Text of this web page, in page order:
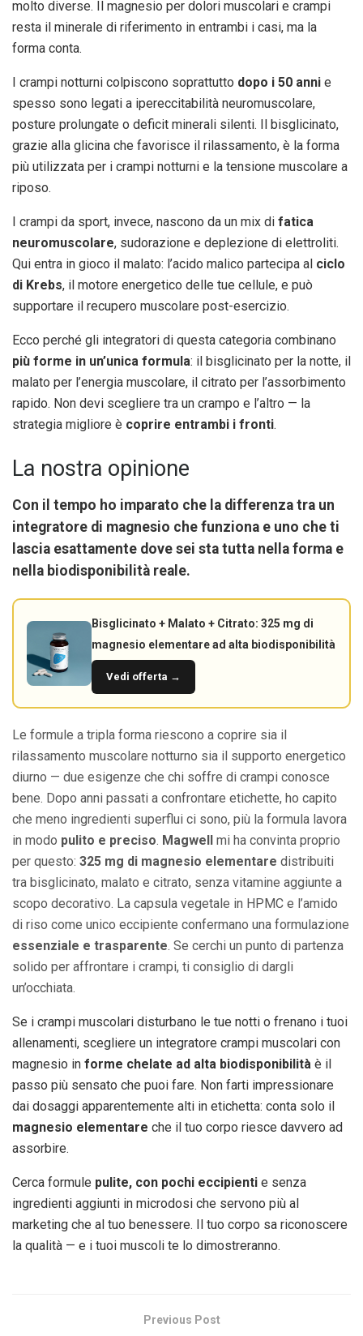
molto diverse. Il magnesio per dolori muscolari e crampi
resta il minerale di riferimento in entrambi i casi, ma la
forma conta.
I crampi notturni colpiscono soprattutto dopo i 50 anni e
spesso sono legati a ipereccitabilità neuromuscolare,
posture prolungate o deficit minerali silenti. Il bisglicinato,
grazie alla glicina che favorisce il rilassamento, è la forma
più utilizzata per i crampi notturni e la tensione muscolare a
riposo.
I crampi da sport, invece, nascono da un mix di fatica
neuromuscolare, sudorazione e deplezione di elettroliti.
Qui entra in gioco il malato: l’acido malico partecipa al ciclo
di Krebs, il motore energetico delle tue cellule, e può
supportare il recupero muscolare post-esercizio.
Ecco perché gli integratori di questa categoria combinano
più forme in un’unica formula: il bisglicinato per la notte, il
malato per l’energia muscolare, il citrato per l’assorbimento
rapido. Non devi scegliere tra un crampo e l’altro — la
strategia migliore è coprire entrambi i fronti.
La nostra opinione
Con il tempo ho imparato che la differenza tra un
integratore di magnesio che funziona e uno che ti
lascia esattamente dove sei sta tutta nella forma e
nella biodisponibilità reale.
Bisglicinato + Malato + Citrato: 325 mg di
magnesio elementare ad alta biodisponibilità
Vedi offerta →
Le formule a tripla forma riescono a coprire sia il
rilassamento muscolare notturno sia il supporto energetico
diurno — due esigenze che chi soffre di crampi conosce
bene. Dopo anni passati a confrontare etichette, ho capito
che meno ingredienti superflui ci sono, più la formula lavora
in modo pulito e preciso. Magwell mi ha convinta proprio
per questo: 325 mg di magnesio elementare distribuiti
tra bisglicinato, malato e citrato, senza vitamine aggiunte a
scopo decorativo. La capsula vegetale in HPMC e l’amido
di riso come unico eccipiente confermano una formulazione
essenziale e trasparente. Se cerchi un punto di partenza
solido per affrontare i crampi, ti consiglio di dargli
un’occhiata.
Se i crampi muscolari disturbano le tue notti o frenano i tuoi
allenamenti, scegliere un integratore crampi muscolari con
magnesio in forme chelate ad alta biodisponibilità è il
passo più sensato che puoi fare. Non farti impressionare
dai dosaggi apparentemente alti in etichetta: conta solo il
magnesio elementare che il tuo corpo riesce davvero ad
assorbire.
Cerca formule pulite, con pochi eccipienti e senza
ingredienti aggiunti in microdosi che servono più al
marketing che al tuo benessere. Il tuo corpo sa riconoscere
la qualità — e i tuoi muscoli te lo dimostreranno.
Previous Post